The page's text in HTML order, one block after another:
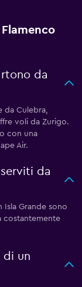
da
da Culebra,
voli da Zurigo.
con una
Air.
da
Isla Grande sono
costantemente
di un